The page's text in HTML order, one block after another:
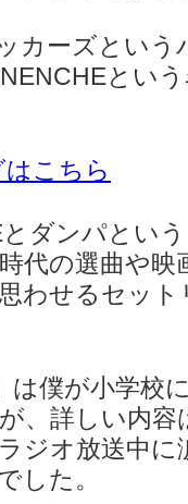
カーズとい
とい
こちら
ダンパとい
代の選曲や映
わせるセッ
は僕が小学校
、詳しい内
ジオ放送中
した。